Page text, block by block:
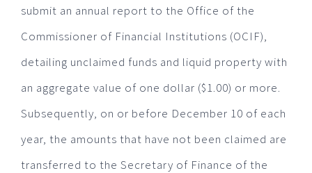
submit an annual report to the Office of the
Commissioner of Financial Institutions (OCIF),
detailing unclaimed funds and liquid property with
an aggregate value of one dollar ($1.00) or more.
Subsequently, on or before December 10 of each
year, the amounts that have not been claimed are
transferred to the Secretary of Finance of the